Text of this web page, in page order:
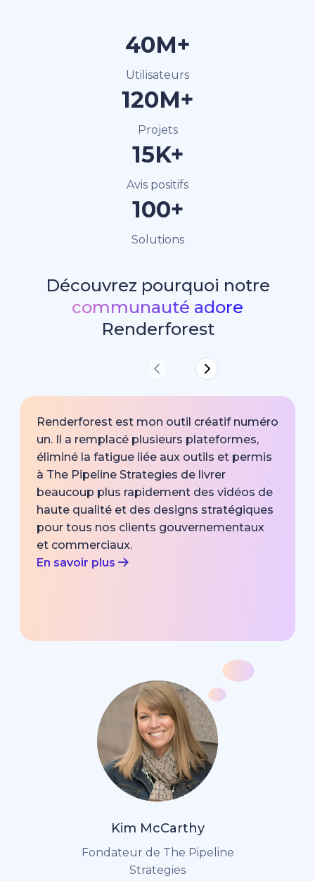
40M+
Utilisateurs
120M+
Projets
15K+
Avis positifs
100+
Solutions
Découvrez pourquoi notre
communauté adore
Renderforest
Renderforest est mon outil créatif numéro
un. Il a remplacé plusieurs plateformes,
éliminé la fatigue liée aux outils et permis
à The Pipeline Strategies de livrer
beaucoup plus rapidement des vidéos de
haute qualité et des designs stratégiques
pour tous nos clients gouvernementaux
et commerciaux.
En savoir plus
Kim McCarthy
Fondateur de The Pipeline
Strategies